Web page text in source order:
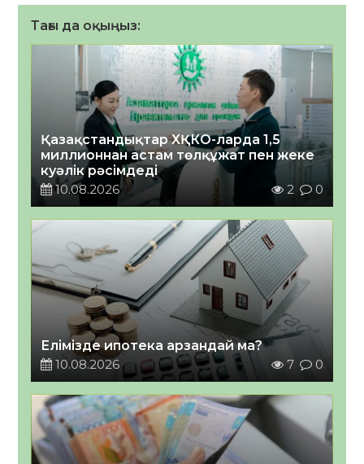
Тағы да оқыңыз:
Қазақстандықтар ХҚКО-ларда 1,5
миллионнан астам төлқұжат пен жеке
куәлік рәсімдеді
10.08.2026
2 0
Елімізде ипотека арзандай ма?
10.08.2026
7 0